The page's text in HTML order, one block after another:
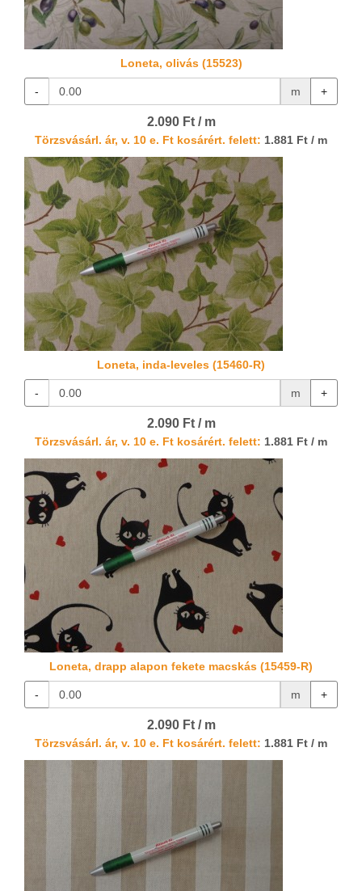
Loneta, olivás (15523)
- m +
2.090 Ft / m
Törzsvásárl. ár, v. 10 e. Ft kosárért. felett: 1.881 Ft / m
Loneta, inda-leveles (15460-R)
- m +
2.090 Ft / m
Törzsvásárl. ár, v. 10 e. Ft kosárért. felett: 1.881 Ft / m
Loneta, drapp alapon fekete macskás (15459-R)
- m +
2.090 Ft / m
Törzsvásárl. ár, v. 10 e. Ft kosárért. felett: 1.881 Ft / m